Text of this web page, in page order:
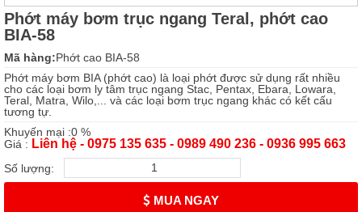
Phớt máy bơm trục ngang Teral, phớt cao
BIA-58
Mã hàng:Phớt cao BIA-58
Phớt máy bơm BIA (phớt cao) là loại phớt được sử dụng rất nhiều
cho các loại bơm ly tâm trục ngang Stac, Pentax, Ebara, Lowara,
Teral, Matra, Wilo,... và các loại bơm trục ngang khác có kết cấu
tương tự.
Khuyến mại :0 %
Giá : Liên hệ - 0975 135 635 - 0989 490 236 - 0936 995 663
Số lượng:
MUA NGAY